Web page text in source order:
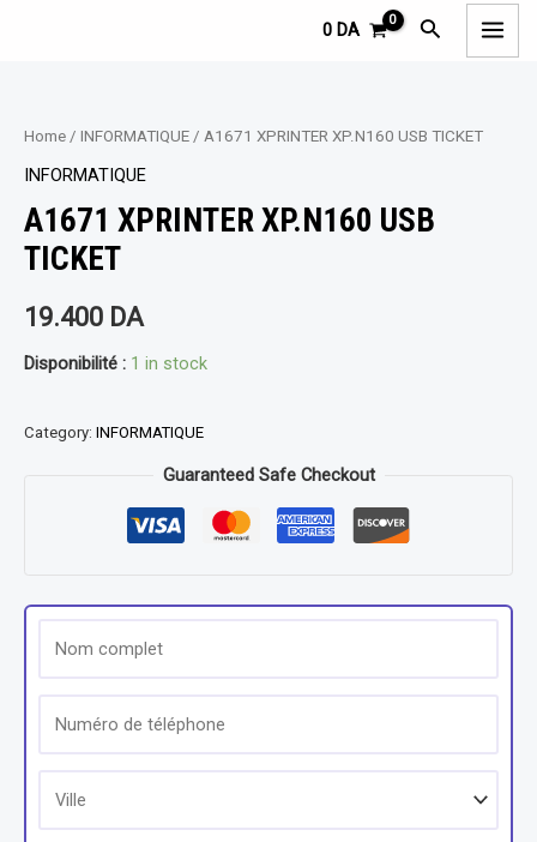
0 DA Rechercher
Home / INFORMATIQUE / A1671 XPRINTER XP.N160 USB TICKET
INFORMATIQUE
A1671 XPRINTER XP.N160 USB
TICKET
19.400 DA
Disponibilité : 1 in stock
Category: INFORMATIQUE
Guaranteed Safe Checkout